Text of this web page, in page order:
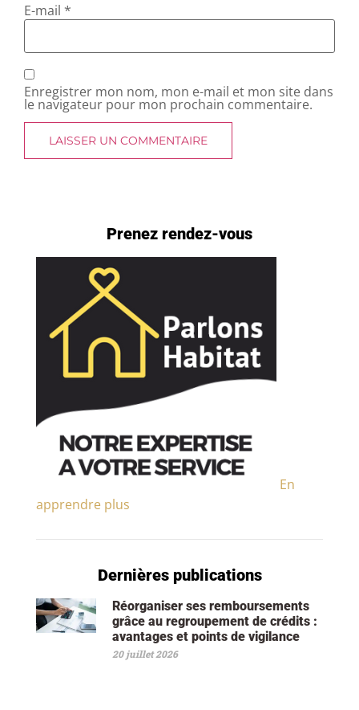
E-mail *
Enregistrer mon nom, mon e-mail et mon site dans
le navigateur pour mon prochain commentaire.
Prenez rendez-vous
En
apprendre plus
Dernières publications
Réorganiser ses remboursements
grâce au regroupement de crédits :
avantages et points de vigilance
20 juillet 2026